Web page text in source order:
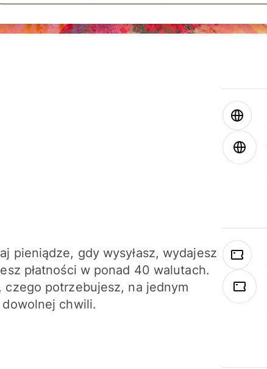
pieniądze, gdy wysyłasz, wydajesz
płatności w ponad 40 walutach.
czego potrzebujesz, na jednym
chwili.